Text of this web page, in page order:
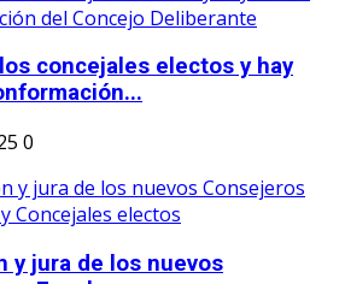
concejales electos y hay
0
y jura de los nuevos